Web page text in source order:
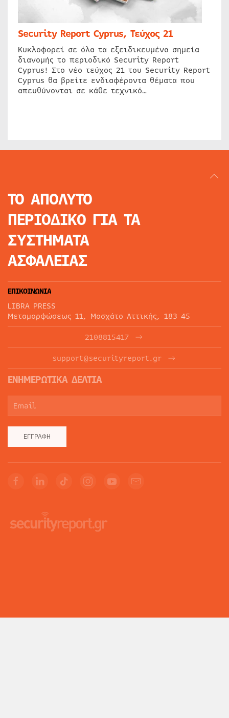
Security Report Cyprus, Τεύχος 21
Κυκλοφορεί σε όλα τα εξειδικευμένα σημεία
διανομής το περιοδικό Security Report
Cyprus! Στο νέο τεύχος 21 του Security Report
Cyprus θα βρείτε ενδιαφέροντα θέματα που
απευθύνονται σε κάθε τεχνικό…
ΤΟ ΑΠΟΛΥΤΟ
ΠΕΡΙΟΔΙΚΟ ΓΙΑ ΤΑ
ΣΥΣΤΗΜΑΤΑ
ΑΣΦΑΛΕΙΑΣ
ΕΠΙΚΟΙΝΩΝΙΑ
LIBRA PRESS
Μεταμορφώσεως 11, Μοσχάτο Αττικής, 183 45
2108815417
support@securityreport.gr
ΕΝΗΜΕΡΩΤΙΚΑ ΔΕΛΤΙΑ
ΕΓΓΡΑΦΉ